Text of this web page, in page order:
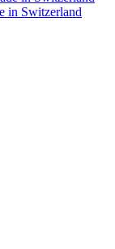
in Switzerland